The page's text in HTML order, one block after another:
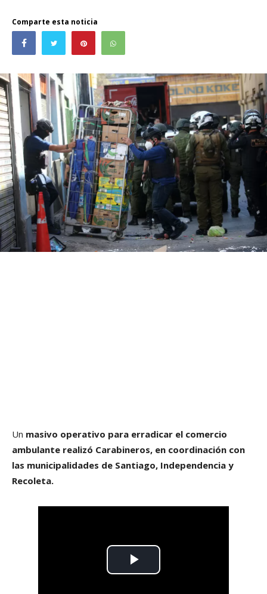
Comparte esta noticia
Un masivo operativo para erradicar el comercio
ambulante realizó Carabineros, en coordinación con
las municipalidades de Santiago, Independencia y
Recoleta.